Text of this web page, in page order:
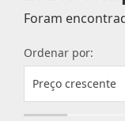
Foram
Ordenar por:
Preço crescente